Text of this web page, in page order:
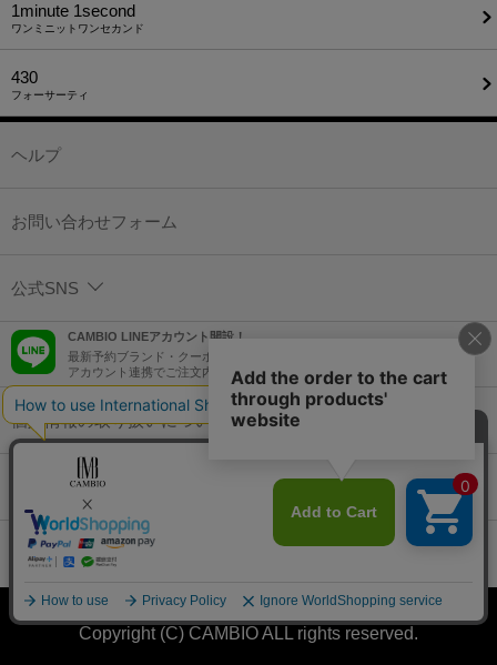
1minute​ 1second
ワンミニットワンセカンド
430
フォーサーティ
ヘルプ
お問い合わせフォーム
公式SNS
CAMBIO LINEアカウント開設！
最新予約ブランド・クーポン情報などを配信！
アカウント連携でご注文内容をLINEでも確認可能！
個人情報の取り扱いについて
特定商取引法に基づく表示
コーポレートサイト
Copyright (C) CAMBIO ALL rights reserved.